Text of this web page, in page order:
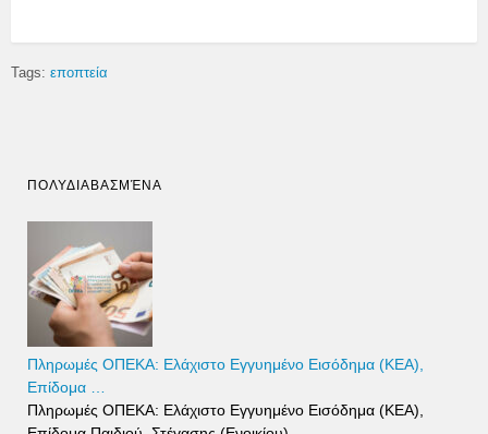
Tags: εποπτεία
ΠΟΛΥΔΙΑΒΑΣΜΈΝΑ
Πληρωμές ΟΠΕΚΑ: Ελάχιστο Εγγυημένο Εισόδημα (ΚΕΑ),
Επίδομα …
Πληρωμές ΟΠΕΚΑ: Ελάχιστο Εγγυημένο Εισόδημα (ΚΕΑ),